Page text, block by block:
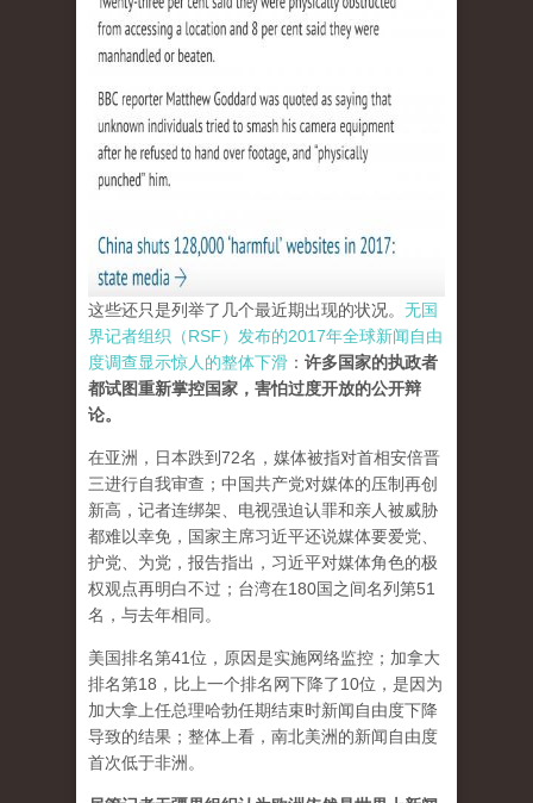
这些还只是列举了几个最近期出现的状况。 无国
界记者组织（RSF）发布的2017年全球新闻自由
度调查显示惊人的整体下滑 ： 许多国家的执政者
都试图重新掌控国家，害怕过度开放的公开辩
论。
在亚洲，日本跌到72名，媒体被指对首相安倍晋
三进行自我审查；中国共产党对媒体的压制再创
新高，记者连绑架、电视强迫认罪和亲人被威胁
都难以幸免，国家主席习近平还说媒体要爱党、
护党、为党，报告指出，习近平对媒体角色的极
权观点再明白不过；台湾在180国之间名列第51
名，与去年相同。
美国排名第41位，原因是实施网络监控；加拿大
排名第18，比上一个排名网下降了10位，是因为
加大拿上任总理哈勃任期结束时新闻自由度下降
导致的结果；整体上看，南北美洲的新闻自由度
首次低于非洲。